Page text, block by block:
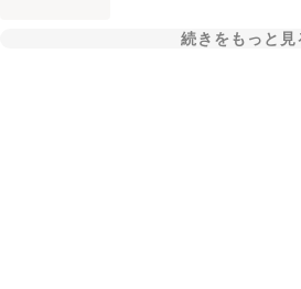
続きをもっと見